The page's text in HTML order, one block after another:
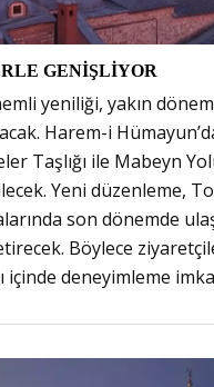
GENİŞLİYOR
yeniliği, yakın
Harem-i
Taşlığı ile Mabeyn
Yeni düzenleme,
son dönemde
Böylece
deneyimleme